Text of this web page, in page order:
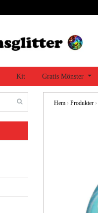
Kit Gratis Mönster
Hem › Produkter ›